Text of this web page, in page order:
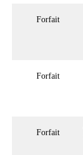
Forfait
Forfait
Forfait